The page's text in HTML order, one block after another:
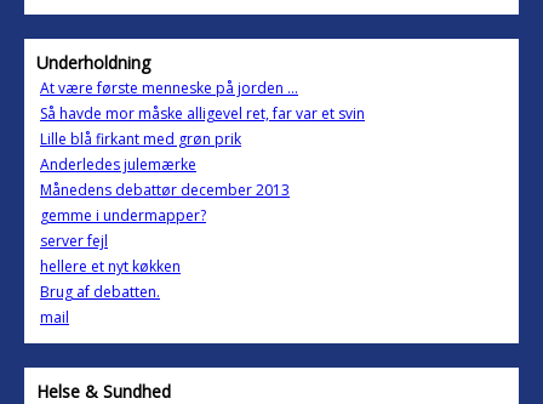
Underholdning
At være første menneske på jorden ...
Så havde mor måske alligevel ret, far var et svin
Lille blå firkant med grøn prik
Anderledes julemærke
Månedens debattør december 2013
gemme i undermapper?
server fejl
hellere et nyt køkken
Brug af debatten.
mail
Helse & Sundhed